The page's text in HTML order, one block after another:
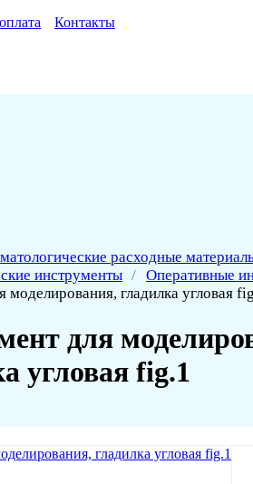
Контакты
расходные
инструменты / Оперативные
моделирования, гладилка угловая
для
угловая fig.1